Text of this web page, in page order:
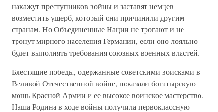
накажут преступников войны и заставят немцев
возместить ущерб, который они причинили другим
странам. Но Объединенные Нации не трогают и не
тронут мирного населения Германии, если оно лояльно
будет выполнять требования союзных военных властей.
Блестящие победы, одержанные советскими войсками в
Великой Отечественной войне, показали богатырскую
мощь Красной Армии и ее высокое воинское мастерство.
Наша Родина в ходе войны получила первоклассную